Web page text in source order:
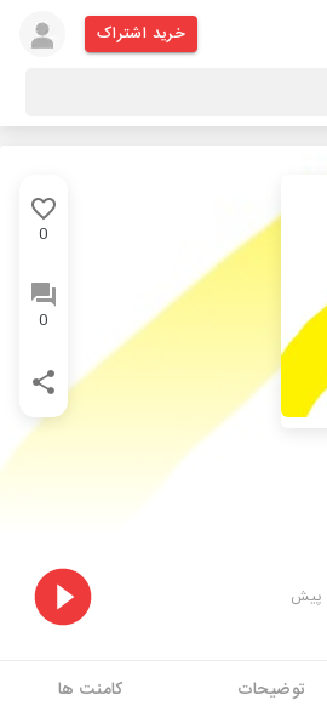
خرید اشتراک
0
0
توضیحات کامنت ها